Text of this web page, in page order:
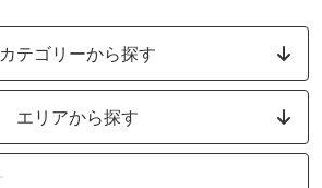
カテゴリーから探す
エリアから探す